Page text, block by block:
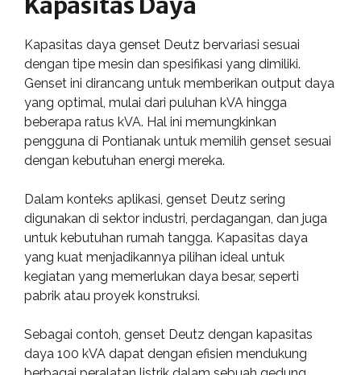
Kapasitas daya genset Deutz bervariasi sesuai
dengan tipe mesin dan spesifikasi yang dimiliki.
Genset ini dirancang untuk memberikan output daya
yang optimal, mulai dari puluhan kVA hingga
beberapa ratus kVA. Hal ini memungkinkan
pengguna di Pontianak untuk memilih genset sesuai
dengan kebutuhan energi mereka.
Dalam konteks aplikasi, genset Deutz sering
digunakan di sektor industri, perdagangan, dan juga
untuk kebutuhan rumah tangga. Kapasitas daya
yang kuat menjadikannya pilihan ideal untuk
kegiatan yang memerlukan daya besar, seperti
pabrik atau proyek konstruksi.
Sebagai contoh, genset Deutz dengan kapasitas
daya 100 kVA dapat dengan efisien mendukung